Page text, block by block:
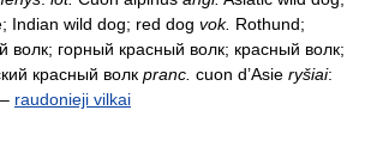
Indian wild dog; red dog vok. Rothund;
волк; горный красный волк; красный волк;
красный волк pranc. cuon d’Asie ryšiai:
– raudonieji vilkai